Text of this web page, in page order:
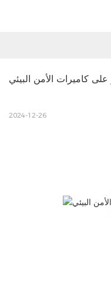
على كاميرات الأمن البيئي
2024-12-26